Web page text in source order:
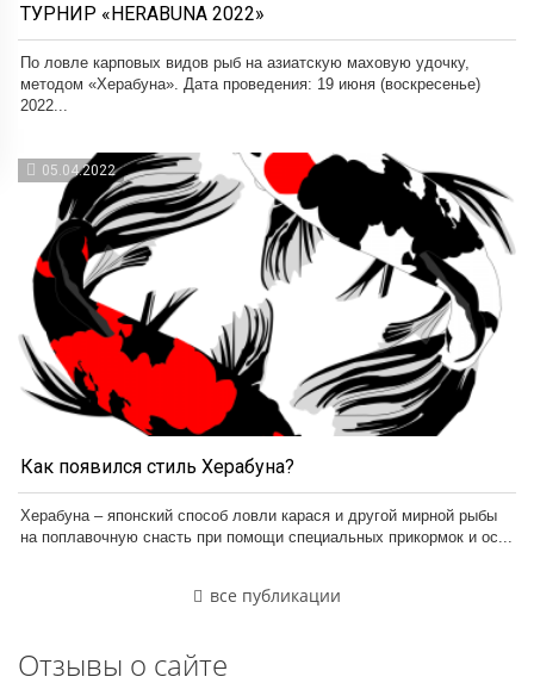
ТУРНИР «HERABUNA 2022»
По ловле карповых видов рыб на азиатскую маховую удочку,
методом «Херабуна». Дата проведения: 19 июня (воскресенье)
2022...
05.04.2022
Как появился стиль Херабуна?
Херабуна – японский способ ловли карася и другой мирной рыбы
на поплавочную снасть при помощи специальных прикормок и ос...
все публикации
Отзывы о сайте